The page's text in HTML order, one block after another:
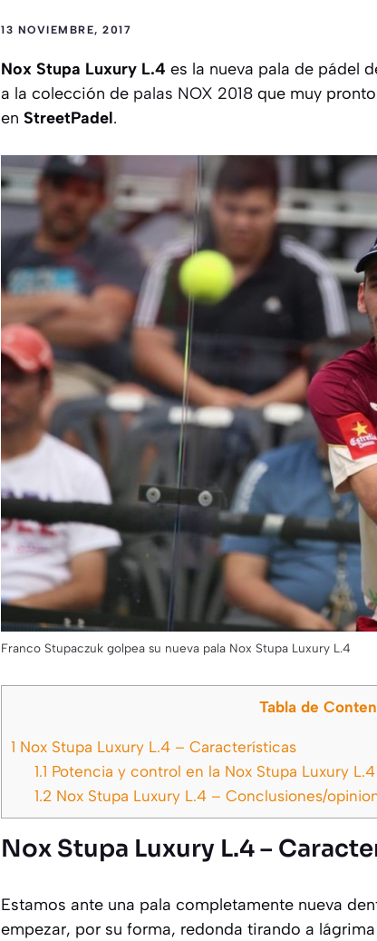
13 NOVIEMBRE, 2017
Nox Stupa Luxury L.4 es la nueva pala de pádel
a la colección de palas NOX 2018 que muy
en StreetPadel.
Franco Stupaczuk golpea su nueva pala Nox Stupa Luxury L.4
Tabla de
1 Nox Stupa Luxury L.4 – Características
1.1 Potencia y control en la Nox Stupa Luxury L.4
1.2Nox Stupa Luxury L.4 – Conclusiones/
Nox Stupa Luxury L.4 –
Estamos ante una pala completamente nueva
empezar, por su forma, redonda tirando a